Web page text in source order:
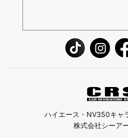
ハイエース・NV350キャ
株式会社シーア